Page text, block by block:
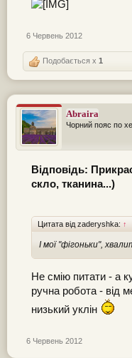
6 Червень 2012
Подобається x 1
Abraira
Чорний пояс по
Відповідь:
скло, тканина...)
Цитата від zaderyshka: ↑
І мої "фігоньки",
Не смію питати - а
ручна робота - від
низький уклін
6 Червень 2012